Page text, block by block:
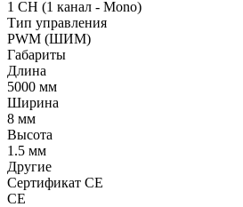
1 CH (1 канал - Mono)
Тип управления
PWM (ШИМ)
Габариты
Длина
5000 мм
Ширина
8 мм
Высота
1.5 мм
Другие
Сертификат CE
CE